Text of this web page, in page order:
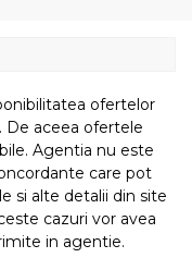
ofertelor
De aceea ofertele
Agentia nu este
care pot
si alte detalii din site
cazuri vor avea
in agentie.